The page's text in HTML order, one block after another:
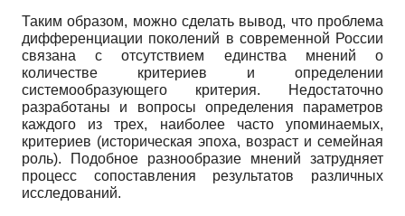
Таким образом, можно сделать вывод, что проблема
дифференциации поколений в современной России
связана с отсутствием единства мнений о
количестве критериев и определении
системообразующего критерия. Недостаточно
разработаны и вопросы определения параметров
каждого из трех, наиболее часто упоминаемых,
критериев (историческая эпоха, возраст и семейная
роль). Подобное разнообразие мнений затрудняет
процесс сопоставления результатов различных
исследований.